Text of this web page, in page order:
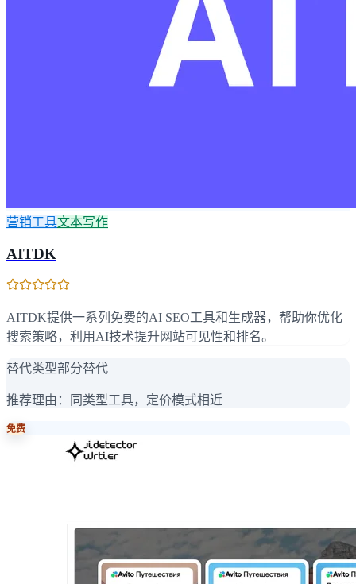
营销工具文本写作
AITDK
AITDK提供一系列免费的AI SEO工具和生成器，帮助你优化
搜索策略，利用AI技术提升网站可见性和排名。
替代类型部分替代
推荐理由： 同类型工具，定价模式相近
免费